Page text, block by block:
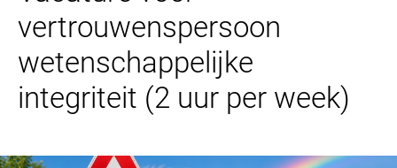
vertrouwenspersoon
wetenschappelijke